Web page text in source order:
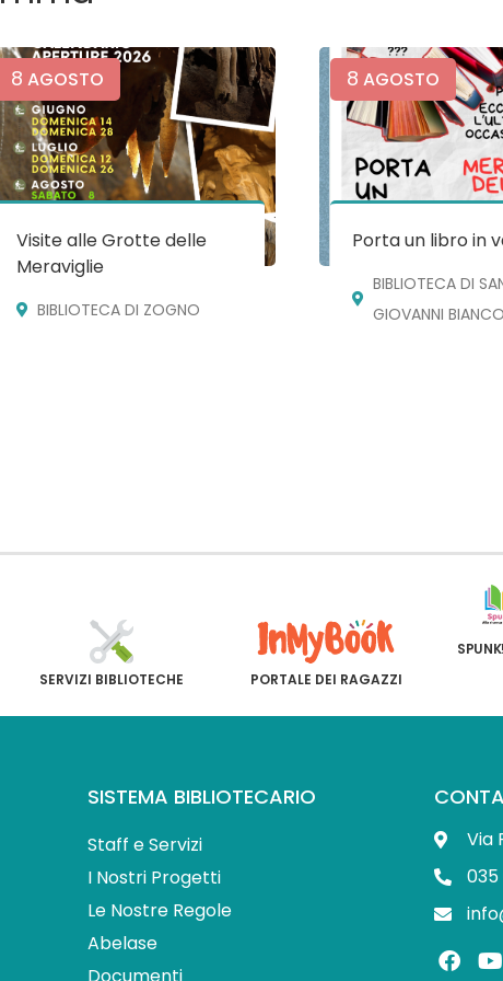
8 AGOSTO
Visite alle Grotte delle
Meraviglie
BIBLIOTECA DI ZOGNO
8 AGOSTO
Porta un libro in
BIBLIOTECA DI
GIOVANNI BIANCO
SERVIZI BIBLIOTECHE PORTALE DEI RAGAZZI
SISTEMA BIBLIOTECARIO
Staff e Servizi
I Nostri Progetti
Le Nostre Regole
Abelase
Via
035
F Y